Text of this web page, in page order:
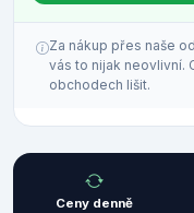
Za nákup přes naše
vás to nijak neovlivní.
obchodech lišit.
Ceny denně